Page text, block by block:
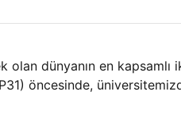
olan dünyanın en
öncesinde,